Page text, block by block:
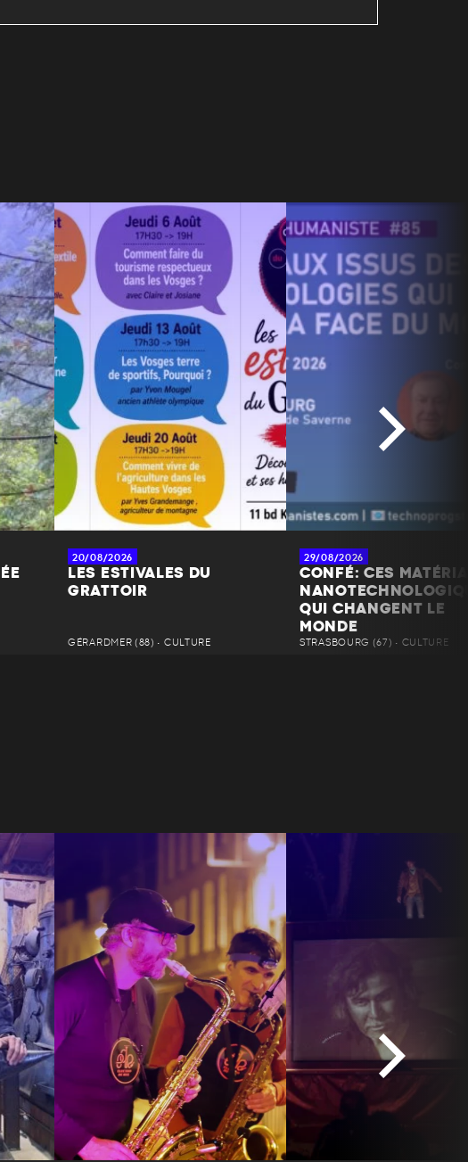
20/08/2026
LES ESTIVALES DU
GRATTOIR
GÉRARDMER (88) • CULTURE
29/08/2026
CONFÉ: CES
QUI CHANGENT LE
MONDE
STRASBOURG (67) • CULTURE